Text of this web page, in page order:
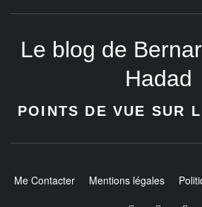
Le blog de
Hadad
POINTS DE VUE SUR
Me Contacter Mentions légales